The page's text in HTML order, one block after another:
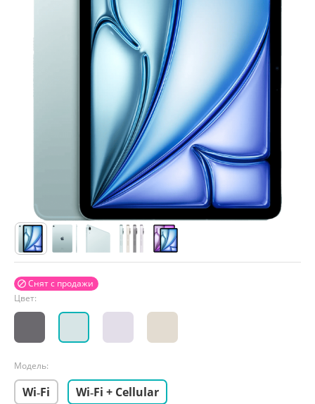
Снят с продажи

Цвет:
Модель:
Wi‑Fi Wi‑Fi + Cellular